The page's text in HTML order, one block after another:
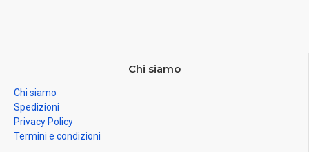
Chi siamo
Chi siamo
Spedizioni
Privacy Policy
Termini e condizioni